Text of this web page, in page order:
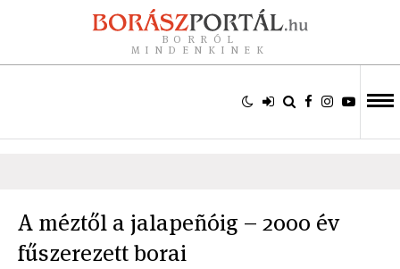
BORRÓL
MINDENKINEK
A méztől a jalapeñóig – 2000 év
fűszerezett borai